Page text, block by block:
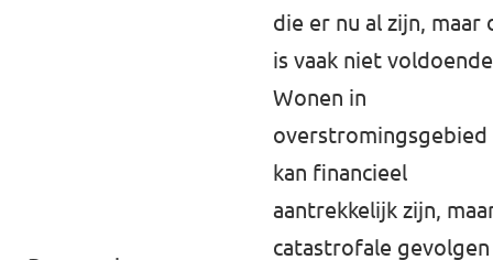
die er nu al zijn, maar
is vaak niet
Wonen in
overstromingsgebied
kan financieel
aantrekkelijk zijn,
catastrofale gevolgen